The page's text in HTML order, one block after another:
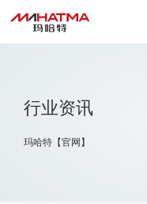
行业资讯
玛哈特【官网】